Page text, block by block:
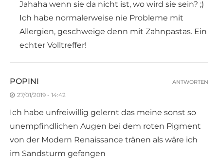
Jahaha wenn sie da nicht ist, wo wird sie sein? ;)
Ich habe normalerweise nie Probleme mit
Allergien, geschweige denn mit Zahnpastas. Ein
echter Volltreffer!
POPINI
27/01/2019 - 14:42
Ich habe unfreiwillig gelernt das meine sonst so
unempfindlichen Augen bei dem roten Pigment
von der Modern Renaissance tränen als wäre ich
im Sandsturm gefangen
ANTWORTEN